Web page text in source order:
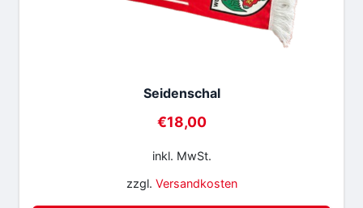
Seidenschal
€18,00
inkl. MwSt.
zzgl. Versandkosten